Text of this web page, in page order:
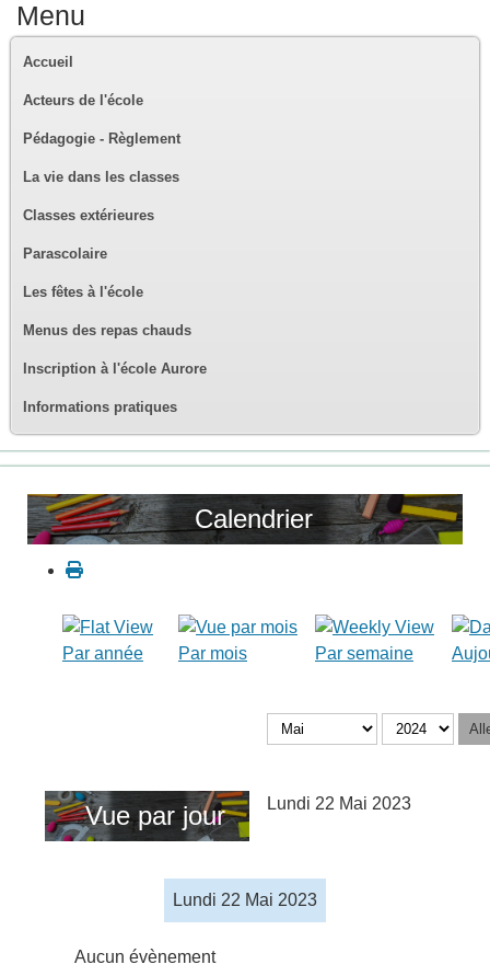
Menu
Accueil
Acteurs de l'école
Pédagogie - Règlement
La vie dans les classes
Classes extérieures
Parascolaire
Les fêtes à l'école
Menus des repas chauds
Inscription à l'école Aurore
Informations pratiques
Calendrier
Par année Par mois Par semaine
Vue par jour Lundi 22 Mai 2023
Lundi 22 Mai 2023
Aucun évènement